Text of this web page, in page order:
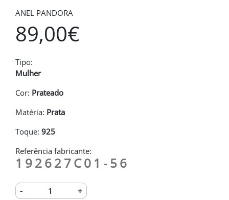
ANEL PANDORA
89,00€
Tipo:
Mulher
Cor: Prateado
Matéria: Prata
Toque: 925
Referência fabricante:
192627C01-56
- +